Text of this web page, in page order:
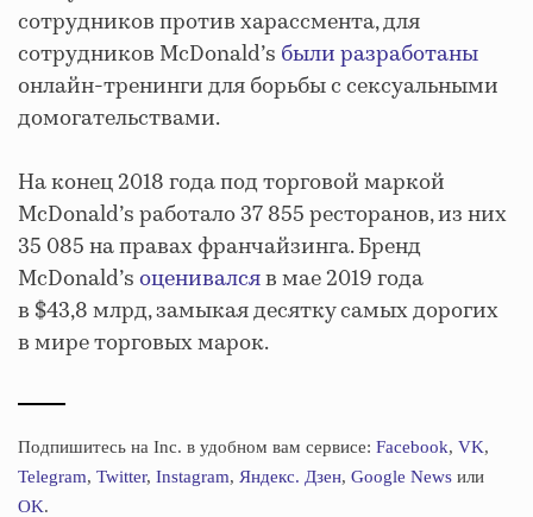
сотрудников против харассмента, для
сотрудников McDonald’s были разработаны
онлайн-тренинги для борьбы с сексуальными
домогательствами.
На конец 2018 года под торговой маркой
McDonald’s работало 37 855 ресторанов, из них
35 085 на правах франчайзинга. Бренд
McDonald’sоценивалсяв мае 2019 года
в $43,8 млрд, замыкая десятку самых дорогих
в мире торговых марок.
Подпишитесь на Inc. в удобном вам сервисе: Facebook, VK,
Telegram, Twitter, Instagram, Яндекс. Дзен, Google News или
OK.